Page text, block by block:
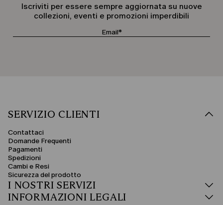
Iscriviti per essere sempre aggiornata su nuove
collezioni, eventi e promozioni imperdibili
SERVIZIO CLIENTI
Contattaci
Domande Frequenti
Pagamenti
Spedizioni
Cambi e Resi
Sicurezza del prodotto
I NOSTRI SERVIZI
INFORMAZIONI LEGALI